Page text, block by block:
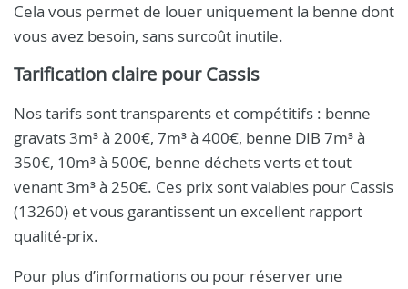
Cela vous permet de louer uniquement la benne dont
vous avez besoin, sans surcoût inutile.
Tarification claire pour Cassis
Nos tarifs sont transparents et compétitifs : benne
gravats 3m³ à 200€, 7m³ à 400€, benne DIB 7m³ à
350€, 10m³ à 500€, benne déchets verts et tout
venant 3m³ à 250€. Ces prix sont valables pour Cassis
(13260) et vous garantissent un excellent rapport
qualité-prix.
Pour plus d’informations ou pour réserver une